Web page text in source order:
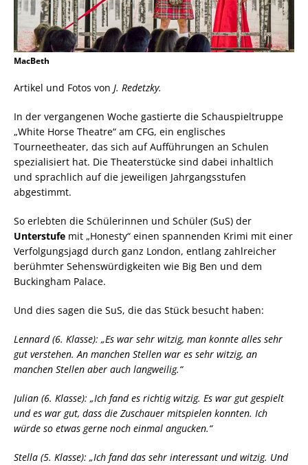
MacBeth
Artikel und Fotos von J. Redetzky.
In der vergangenen Woche gastierte die Schauspieltruppe
„White Horse Theatre“ am CFG, ein englisches
Tourneetheater, das sich auf Aufführungen an Schulen
spezialisiert hat. Die Theaterstücke sind dabei inhaltlich
und sprachlich auf die jeweiligen Jahrgangsstufen
abgestimmt.
So erlebten die Schülerinnen und Schüler (SuS) der
Unterstufe mit „Honesty“ einen spannenden Krimi mit einer
Verfolgungsjagd durch ganz London, entlang zahlreicher
berühmter Sehenswürdigkeiten wie Big Ben und dem
Buckingham Palace.
Und dies sagen die SuS, die das Stück besucht haben:
Lennard (6. Klasse): „Es war sehr witzig, man konnte alles sehr
gut verstehen. An manchen Stellen war es sehr witzig, an
manchen Stellen aber auch langweilig.“
Julian (6. Klasse): „Ich fand es richtig witzig. Es war gut gespielt
und es war gut, dass die Zuschauer mitspielen konnten. Ich
würde so etwas gerne noch einmal angucken.“
Stella (5. Klasse): „Ich fand das sehr interessant und witzig. Und